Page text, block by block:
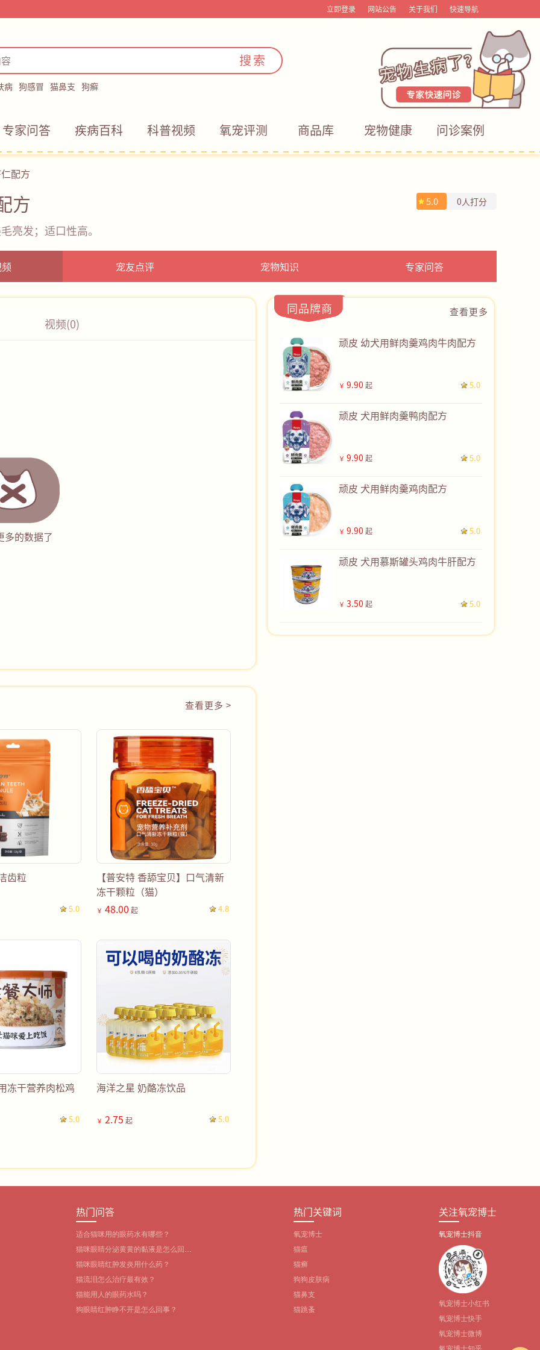
立即登录 网站公告 关于我们 快速导航
搜索
病 狗感冒 猫鼻支 狗癣
专家问答 疾病百科 科普视频 氧宠评测 商品库 宠物健康 问诊案例
配方
方 5.0 0人打分
亮发；适口性高。
宠友点评 宠物知识 专家问答
视频(0)
多的数据了
查看更多 >
齿粒
5.0
【普安特 香舔宝贝】口气清新
冻干颗粒（猫）
￥ 48.00 起 4.8
冻干营养肉松鸡
5.0
海洋之星 奶酪冻饮品
￥ 2.75 起 5.0
同品牌商 查看更多
顽皮 幼犬用鲜肉羹鸡肉牛肉配方
￥ 9.90 起 5.0
顽皮 犬用鲜肉羹鸭肉配方
￥ 9.90 起 5.0
顽皮 犬用鲜肉羹鸡肉配方
￥ 9.90 起 5.0
顽皮 犬用慕斯罐头鸡肉牛肝配方
￥ 3.50 起 5.0
热门问答
适合猫咪用的眼药水有哪些？‌
猫咪眼睛分泌黄黄的黏液是怎么回
事？
猫咪眼睛红肿发炎用什么药？
猫流泪怎么治疗最有效？
猫能用人的眼药水吗？
狗眼睛红肿睁不开是怎么回事？
热门关键词
氧宠博士
猫瘟
猫癣
狗狗皮肤病
猫鼻支
猫跳蚤
关注氧宠博士
氧宠博士抖音
氧宠博士小红书
氧宠博士快手
氧宠博士微博